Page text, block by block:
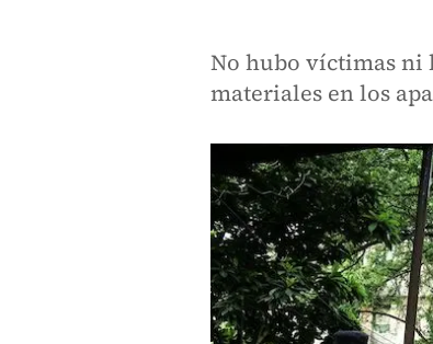
No hubo víctimas ni
materiales en los